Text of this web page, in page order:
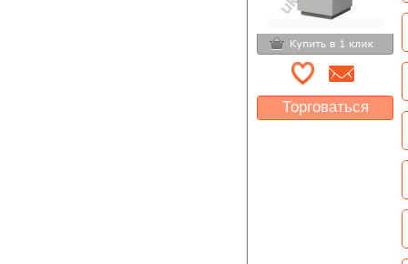
Торговаться